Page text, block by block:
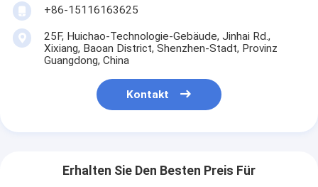
+86-15116163625
25F, Huichao-Technologie-Gebäude, Jinhai Rd.,
Xixiang, Baoan District, Shenzhen-Stadt, Provinz
Guangdong, China
Kontakt
Erhalten Sie Den Besten Preis Für